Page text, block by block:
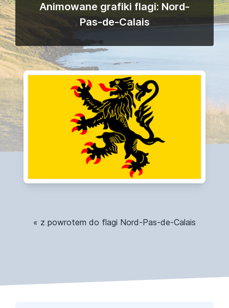
Animowane grafiki flagi: Nord-
Pas-de-Calais
« z powrotem do flagi Nord-Pas-de-Calais